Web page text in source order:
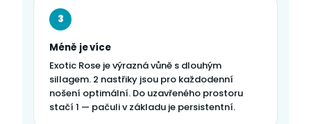
3
Méně je více
Exotic Rose je výrazná vůně s dlouhým
sillagem. 2 nastřiky jsou pro každodenní
nošení optimální. Do uzavřeného prostoru
stačí 1 — pačuli v základu je persistentní.